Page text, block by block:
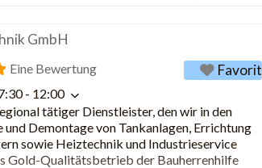
GmbH
Eine Bewertung Favorit
- 12:00
tätiger Dienstleister, den wir in den
und Demontage von Tankanlagen, Errichtung
sowie Heiztechnik und Industrieservice
Gold-Qualitätsbetrieb der Bauherrenhilfe